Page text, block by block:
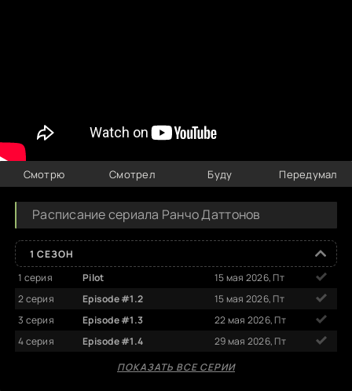
Смотрю Смотрел Буду Передумал
Расписание сериала Ранчо Даттонов
1 СЕЗОН
1 серия
Pilot
15 мая 2026, Пт
2 серия
Episode #1.2
15 мая 2026, Пт
3 серия
Episode #1.3
22 мая 2026, Пт
4 серия
Episode #1.4
29 мая 2026, Пт
ПОКАЗАТЬ ВСЕ СЕРИИ